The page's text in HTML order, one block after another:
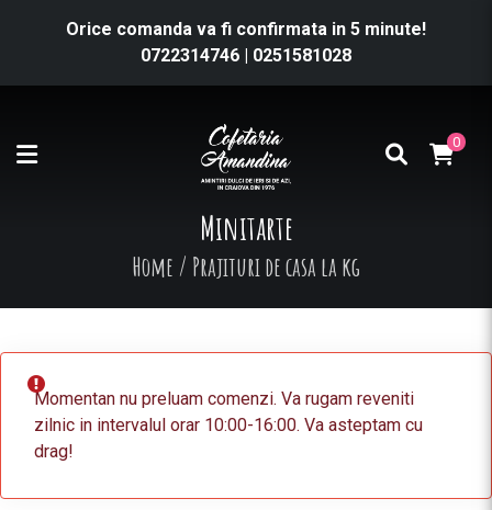
Orice comanda va fi confirmata in 5 minute!
0722314746 | 0251581028
0
Minitarte
Home / Prajituri de casa la kg
Momentan nu preluam comenzi. Va rugam reveniti
zilnic in intervalul orar 10:00-16:00. Va asteptam cu
drag!